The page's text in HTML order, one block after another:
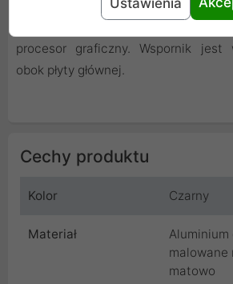
graficznej. Po przeniesieniu
procesor graficzny. Wspornik jest
obok płyty głównej.
Cechy produktu
Kolor Czarny
Materiał
Aluminium
malowane
matowo